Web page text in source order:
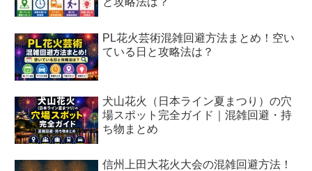
PL花火芸術混雑回避方法まとめ！空い
ている日と攻略法は？
犬山花火（日本ライン夏まつり）の穴
場スポット完全ガイド｜混雑回避・持
ち物まとめ
信州上田大花火大会の混雑回避方法！